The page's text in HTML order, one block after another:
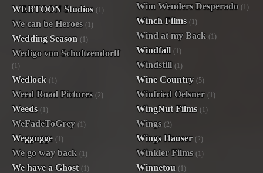
WEBTOON Studios (1)
We can be Heroes (1)
Wedding Season (1)
Wedigo von Schultzendorff
(1)
Wedlock (1)
Weed Road Pictures (2)
Weeds (1)
WeFadeToGrey (1)
Weggugge (1)
We go way back (1)
We have a Ghost (1)
Wim Wenders Desperado (1)
Winch Films (1)
Wind at my Back (1)
Windfall (1)
Windstill (1)
Wine Country (5)
Winfried Oelsner (1)
WingNut Films (1)
Wings (2)
Wings Hauser (2)
Winkler Films (1)
Winnetou (1)